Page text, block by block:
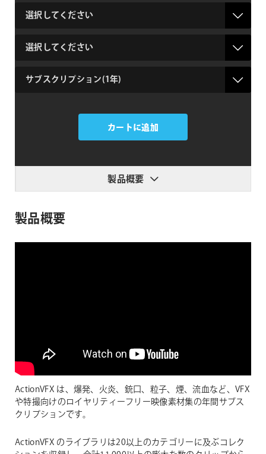
type
credit
license
カートに追加
製品概要
製品概要
ActionVFX は、爆発、火炎、銃口、粒子、煙、流血など、VFX
や特撮向けのロイヤリティーフリー映像素材集の年間サブス
クリプションです。
ActionVFX のライブラリは20以上のカテゴリーに及ぶコレク